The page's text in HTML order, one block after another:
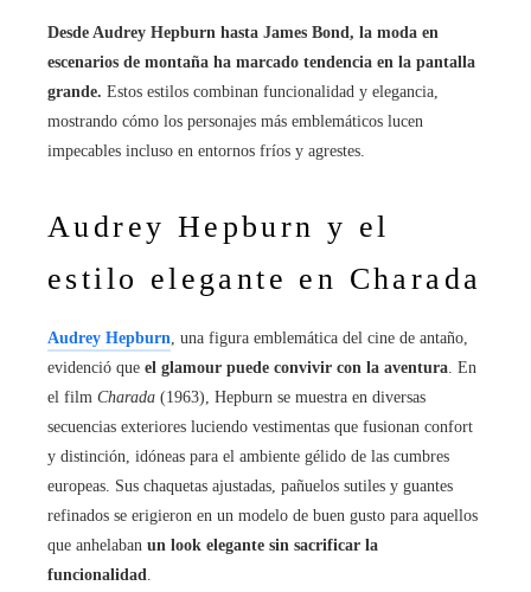
Desde Audrey Hepburn hasta James Bond, la moda en
escenarios de montaña ha marcado tendencia en la pantalla
grande. Estos estilos combinan funcionalidad y elegancia,
mostrando cómo los personajes más emblemáticos lucen
impecables incluso en entornos fríos y agrestes.
Audrey Hepburn y el
estilo elegante en Charada
Audrey Hepburn , una figura emblemática del cine de antaño,
evidenció que el glamour puede convivir con la aventura . En
el film Charada (1963), Hepburn se muestra en diversas
secuencias exteriores luciendo vestimentas que fusionan confort
y distinción, idóneas para el ambiente gélido de las cumbres
europeas. Sus chaquetas ajustadas, pañuelos sutiles y guantes
refinados se erigieron en un modelo de buen gusto para aquellos
que anhelaban un look elegante sin sacrificar la
funcionalidad